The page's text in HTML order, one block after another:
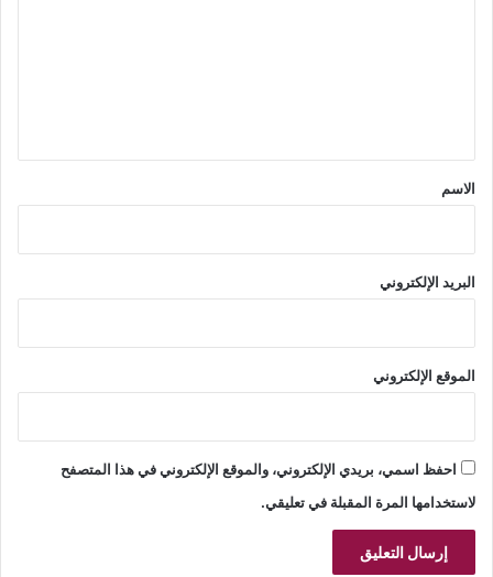
*
الاسم
البريد الإلكتروني
الموقع الإلكتروني
احفظ اسمي، بريدي الإلكتروني، والموقع الإلكتروني في هذا المتصفح
لاستخدامها المرة المقبلة في تعليقي.